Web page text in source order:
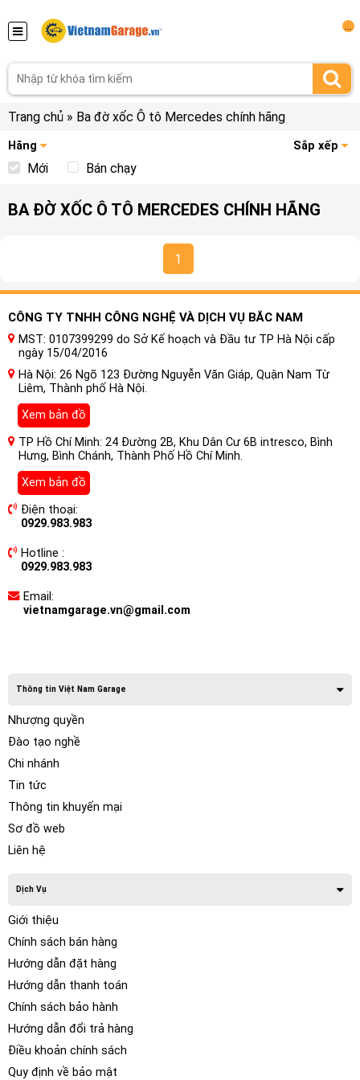
Trang chủ » Ba đờ xốc Ô tô Mercedes chính hãng
Hãng Sắp xếp
Mới Bán chạy
BA ĐỜ XỐC Ô TÔ MERCEDES CHÍNH HÃNG
1
CÔNG TY TNHH CÔNG NGHỆ VÀ DỊCH VỤ BẮC NAM
MST: 0107399299 do Sở Kế hoạch và Đầu tư TP Hà Nội cấp
ngày 15/04/2016
Hà Nội: 26 Ngõ 123 Đường Nguyễn Văn Giáp, Quận Nam Từ
Liêm, Thành phố Hà Nội.
Xem bản đồ
TP Hồ Chí Minh: 24 Đường 2B, Khu Dân Cư 6B intresco, Bình
Hưng, Bình Chánh, Thành Phố Hồ Chí Minh.
Xem bản đồ
Điện thoại:
0929.983.983
Hotline :
0929.983.983
Email:
vietnamgarage.vn@gmail.com
Thông tin Việt Nam Garage
Nhượng quyền
Đào tạo nghề
Chi nhánh
Tin tức
Thông tin khuyến mại
Sơ đồ web
Liên hệ
Dịch Vụ
Giới thiệu
Chính sách bán hàng
Hướng dẫn đặt hàng
Hướng dẫn thanh toán
Chính sách bảo hành
Hướng dẫn đổi trả hàng
Điều khoản chính sách
Quy định về bảo mật